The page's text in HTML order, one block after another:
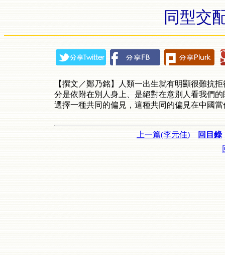
同型交
【撰文／鄭乃銘】人類一出生就有明顯很難抗
分是依附在別人身上、是絕對在意別人看我們
選擇一種共同的偏見，這種共同的偏見在中國
上一篇(李元佳)
回目錄